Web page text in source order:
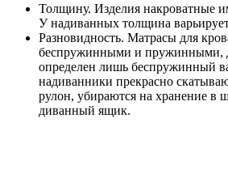
Толщину. Изделия накроватные
У надиванных толщина
Разновидность. Матрасы для
беспружинными и пружинными,
определен лишь беспружинный
надиванники прекрасно
рулон, убираются на хранение в
диванный ящик.